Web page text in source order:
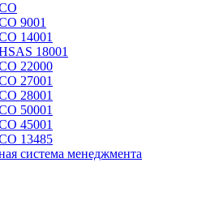
9001
14001
18001
22000
27001
28001
50001
45001
13485
система менеджмента